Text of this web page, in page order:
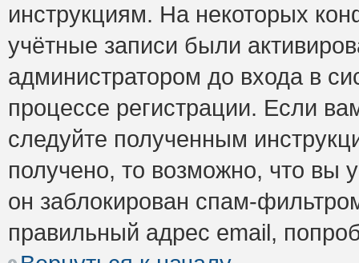
инструкциям. На некоторых
учётные записи были
администратором до входа в
процессе регистрации. Если
следуйте полученным
получено, то возможно, что вы
он заблокирован спам-
правильный адрес email,